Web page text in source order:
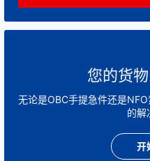
您的货
无论是OBC手提急件还是
的解
开